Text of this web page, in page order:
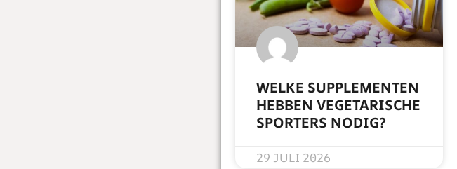
WELKE SUPPLEMENTEN
HEBBEN VEGETARISCHE
SPORTERS NODIG?
29 JULI 2026